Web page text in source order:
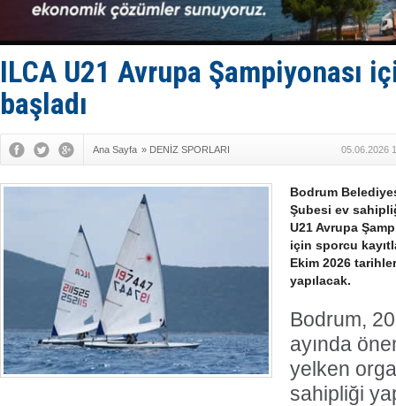
Dron
'REGAL 1'
Gemide 5
Rus
ILCA U21 Avrupa Şampiyonası
başladı
Ana Sayfa » DENİZ SPORLARI 05.06.2026
Bodrum
Şubesi ev
U21 Avrupa
için sporcu
Ekim 2026
yapılacak.
Bodrum,
ayında
yelken
sahipliği